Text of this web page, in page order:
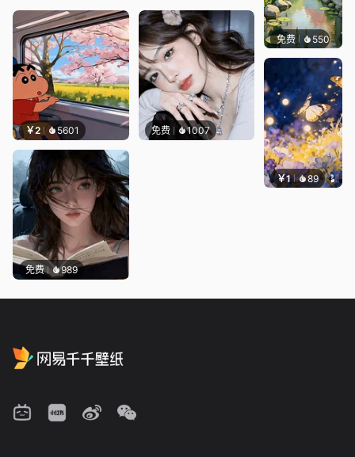
￥2 5601 免费 1007
免费 989
免费 550渔小小
￥1 89 叮叮